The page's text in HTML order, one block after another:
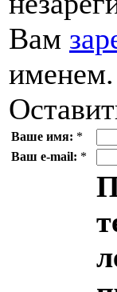
Вам
именем.
Ваше имя: *
Ваш e-mail: *